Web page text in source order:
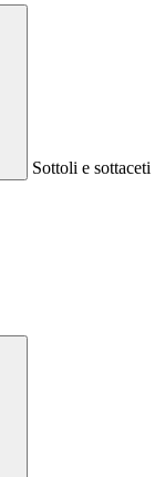
Sottoli e sottaceti